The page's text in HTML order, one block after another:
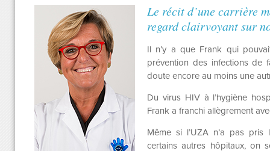
Le récit d’une carrière
regard clairvoyant sur
Il n’y a que Frank qui
prévention des infections de
doute encore au moins une
Du virus HIV à l’hygiène
Frank a franchi allègrement
Même si l’UZA n’a pas
certains autres hôpitaux, on